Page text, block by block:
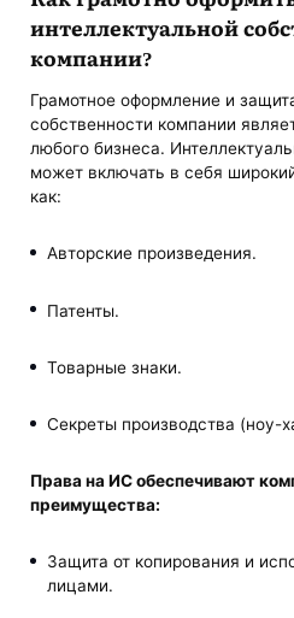
интеллектуальной
компании?
Грамотное оформление и
собственности компании
любого бизнеса.
может включать в себя
как:
Авторские произведения.
Патенты.
Товарные знаки.
Секреты производства (ноу-
Права на ИС обеспечивают
преимущества:
Защита от копирования и
лицами.